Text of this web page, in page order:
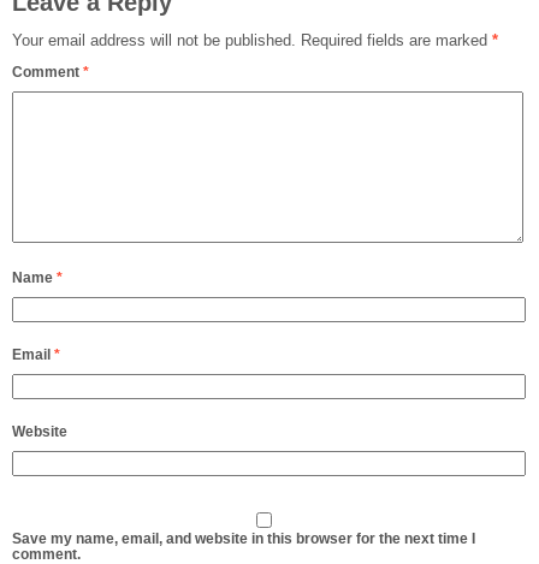
Your email address will not be published. Required fields are marked *
Comment *
Name *
Email *
Website
Save my name, email, and website in this browser for the next time I
comment.